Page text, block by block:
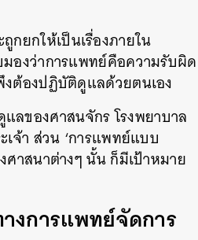
กยกให้เป็นเรื่องภายใน
องว่าการแพทย์คือความรับผิด
ต้องปฏิบัติดูแลด้วยตนเอง
ลของศาสนจักรโรงพยาบาล
จ้า ส่วน ‘การแพทย์แบบ
าสนาต่างๆนั้นก็มีเป้าหมาย
งการแพทย์จัดการ